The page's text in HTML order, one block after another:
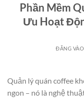
Phần Mềm
Ưu Hoạt
ĐĂNG VÀO
Quản lý quán coffee
ngon – nó là nghệ